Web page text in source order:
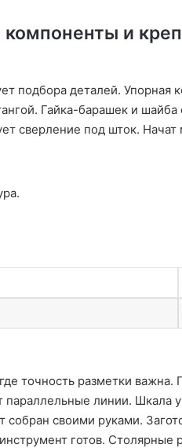
и
подбора деталей. Упорная
Гайка-барашек и
сверление под шток.
точность разметки важна.
параллельные линии.
собран своими руками.
готов. Столярные